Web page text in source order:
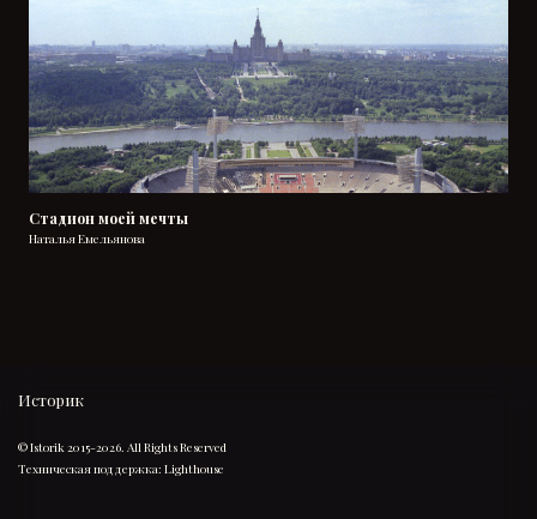
Стадион моей мечты
Наталья Емельянова
Историк
© Istorik 2015-2026. All Rights Reserved
Техническая поддержка: Lighthouse